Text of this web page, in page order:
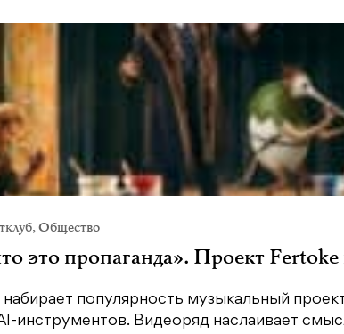
,Общество
это пропаганда». Проект
популярность музыкальный
инструментов. Видеоряд наслаивает